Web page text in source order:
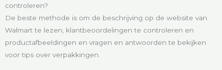
controleren?
De beste methode is om de beschrijving op de website van
Walmart te lezen, klantbeoordelingen te controleren en
productafbeeldingen en vragen en antwoorden te bekijken
voor tips over verpakkingen.